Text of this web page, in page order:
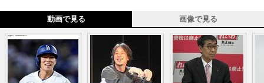
動画で見る 画像で見る